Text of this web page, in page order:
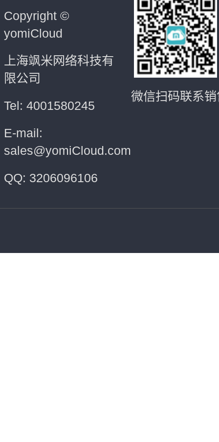
Copyright ©
yomiCloud
上海飒米网络科技有
限公司
Tel: 4001580245
E-mail:
sales@yomiCloud.com
QQ: 3206096106
微信扫码联系